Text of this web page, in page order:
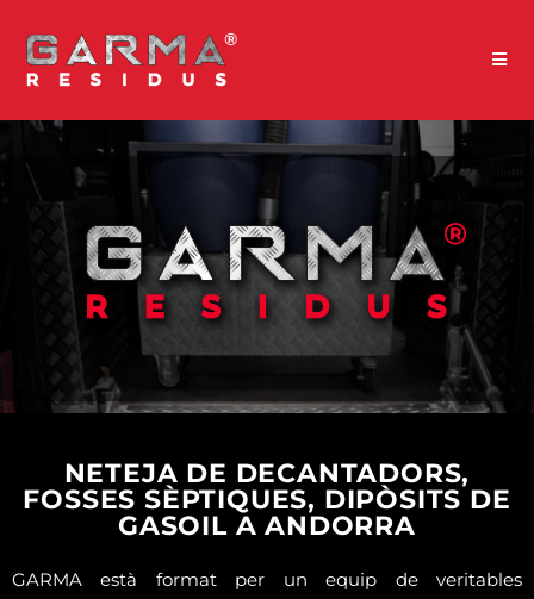
NETEJA DE DECANTADORS,
FOSSES SÈPTIQUES, DIPÒSITS DE
GASOIL A ANDORRA
GARMA està format per un equip de veritables